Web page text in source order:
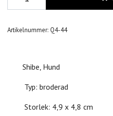
Artikelnummer: Q4-44
Shibe, Hund
Typ: broderad
Storlek: 4,9 x 4,8 cm